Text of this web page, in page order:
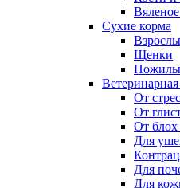
Сухие корма
Щенки
Ветеринарная
От
От
От
Для
Для
Для